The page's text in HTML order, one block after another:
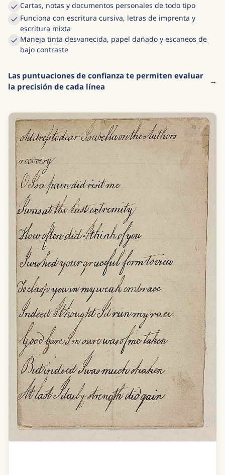
Cartas, notas y documentos personales de todo tipo
Funciona con escritura cursiva, letras de imprenta y
escritura mixta
Maneja tinta desvanecida, papel dañado y escaneos de
bajo contraste
Las puntuaciones de confianza te permiten evaluar
la precisión de cada línea